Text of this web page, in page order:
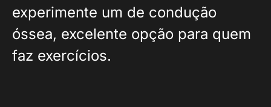
experimente um de condução
óssea, excelente opção para quem
faz exercícios.